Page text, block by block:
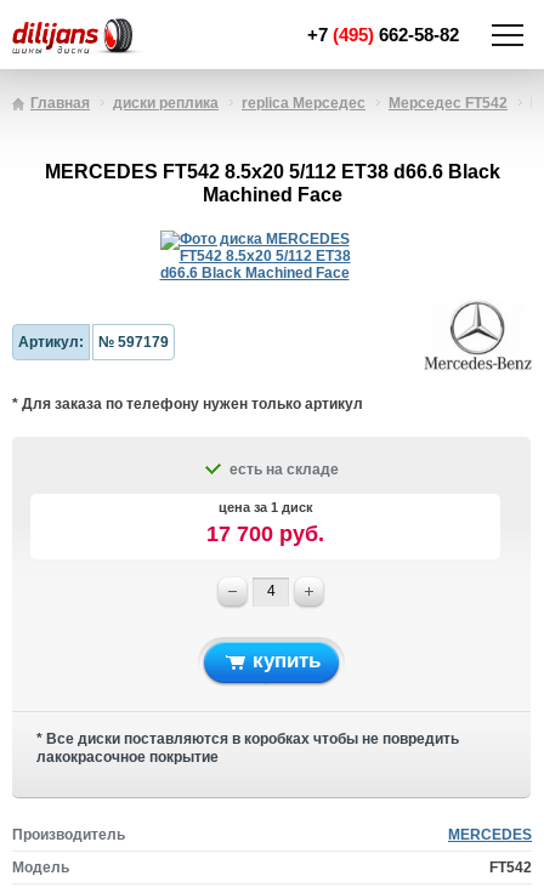
+7 (495) 662-58-82
Главная диски реплика replica Мерседес Мерседес FT542
MERCEDES FT542 8.5x20 5/112 ET38 d66.6 Black
Machined Face
Артикул: № 597179
* Для заказа по телефону нужен только артикул
есть на складе
цена за 1 диск
17 700 руб.
купить
* Все диски поставляются в коробках чтобы не повредить
лакокрасочное покрытие
Производитель
MERCEDES
Модель
FT542